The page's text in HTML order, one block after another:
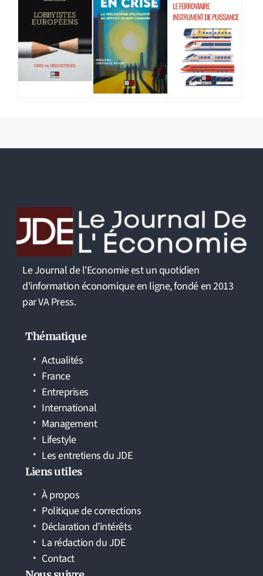
Le Journal de l'Economie est un quotidien
d'information économique en ligne, fondé en 2013
par VA Press.
Thématique
Actualités
France
Entreprises
International
Management
Lifestyle
Les entretiens du JDE
Liens utiles
À propos
Politique de corrections
Déclaration d’intérêts
La rédaction du JDE
Contact